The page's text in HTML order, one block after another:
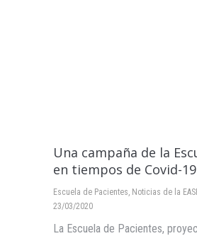
Una campaña de la
en tiempos de Covid-19
Escuela de Pacientes Noticias de la
23/03/2020
La Escuela de Pacientes,